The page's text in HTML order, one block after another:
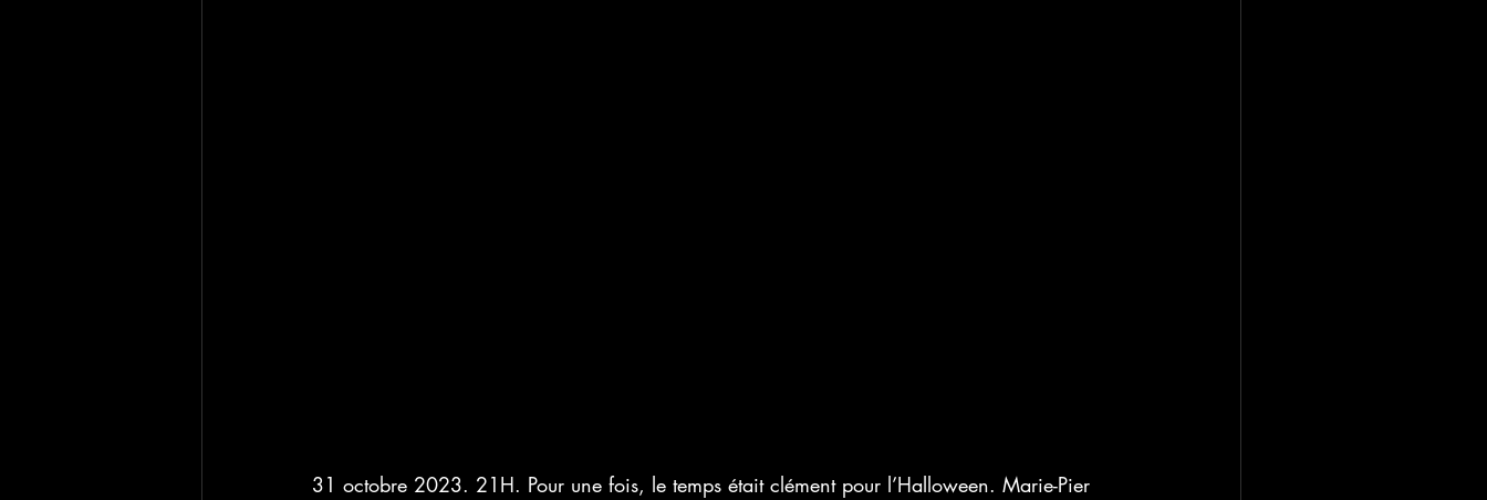
31 octobre 2023. 21H. Pour une fois, le temps était clément pour l’Halloween. Marie-Pier